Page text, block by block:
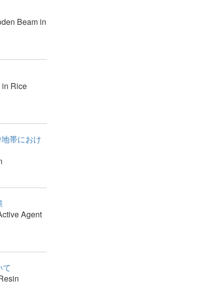
Beam in
in Rice
帯におけ
Agent
て